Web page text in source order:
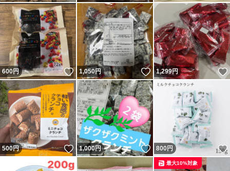
600円 いいね！
1,050円 いいね！
1,299円
500円 いいね！
1,000円 いいね！
800 円
最大10%対象